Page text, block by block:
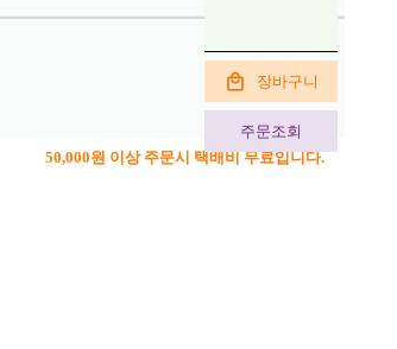
50,000원 이상 주문시 택배비 무료입니다.
장바구니
주문조회